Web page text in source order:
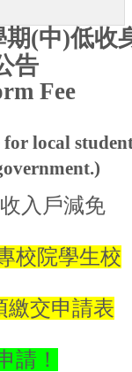
(中)低收
告
Fee
local
入戶減免
校院學生校
繳交申請表
請！